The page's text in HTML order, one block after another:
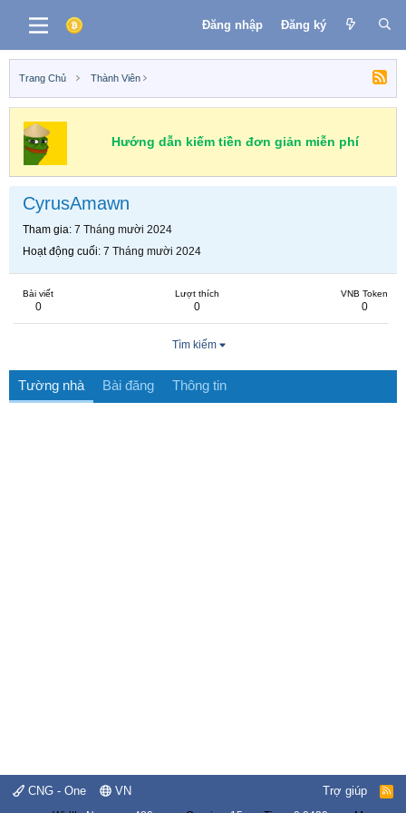
Đăng nhập Đăng ký
Trang Chủ Thành Viên
Hướng dẫn kiếm tiền đơn giản miễn phí
CyrusAmawn
Tham gia 7 Tháng mười 2024
Hoạt động cuối 7 Tháng mười 2024
Bài viết
0
Lượt thích
0
VNB Token
0
Tìm kiếm
Tường nhà Bài đăng Thông tin
CNG - One VN Trợ giúp
R